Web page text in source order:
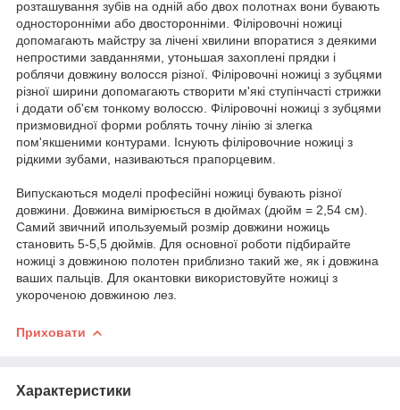
розташування зубів на одній або двох полотнах вони бувають
односторонніми або двосторонніми. Філіровочні ножиці
допомагають майстру за лічені хвилини впоратися з деякими
непростими завданнями, утоньшая захоплені прядки і
роблячи довжину волосся різної. Філіровочні ножиці з зубцями
різної ширини допомагають створити м'які ступінчасті стрижки
і додати об'єм тонкому волоссю. Філіровочні ножиці з зубцями
призмовидної форми роблять точну лінію зі злегка
пом'якшеними контурами. Існують філіровочние ножиці з
рідкими зубами, називаються прапорцевим.
Випускаються моделі професійні ножиці бувають різної
довжини. Довжина вимірюється в дюймах (дюйм = 2,54 см).
Самий звичний ипользуемый розмір довжини ножиць
становить 5-5,5 дюймів. Для основної роботи підбирайте
ножиці з довжиною полотен приблизно такий же, як і довжина
ваших пальців. Для окантовки використовуйте ножиці з
укороченою довжиною лез.
Приховати
Характеристики